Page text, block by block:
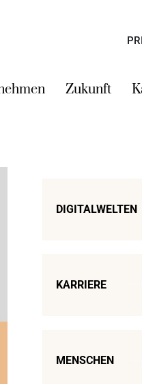
Zukunft
DIGITALWELTEN
KARRIERE
MENSCHEN